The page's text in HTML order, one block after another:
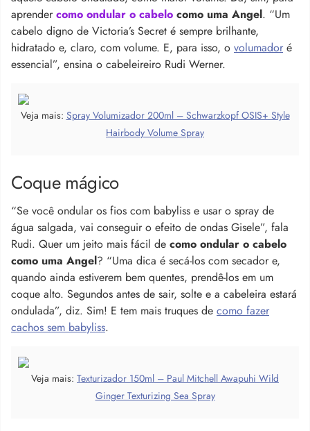
aprendercomo ondular o cabelo como uma Angel. “Um
cabelo digno de Victoria’s Secret é sempre brilhante,
hidratado e, claro, com volume. E, para isso, o volumador é
essencial”, ensina o cabeleireiro Rudi Werner.
Veja mais: Spray Volumizador 200ml – Schwarzkopf OSIS+ Style
Hairbody Volume Spray
Coque mágico
“Se você ondular os fios com babyliss e usar o spray de
água salgada, vai conseguir o efeito de ondas Gisele”, fala
Rudi. Quer um jeito mais fácil de como ondular o cabelo
como uma Angel? “Uma dica é secá-los com secador e,
quando ainda estiverem bem quentes, prendê-los em um
coque alto. Segundos antes de sair, solte e a cabeleira estará
ondulada”, diz. Sim! E tem mais truques de como fazer
cachos sem babyliss.
Veja mais: Texturizador 150ml – Paul Mitchell Awapuhi Wild
Ginger Texturizing Sea Spray